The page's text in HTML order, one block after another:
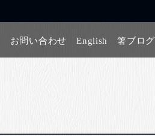
お問い合わせ English 箸ブログ